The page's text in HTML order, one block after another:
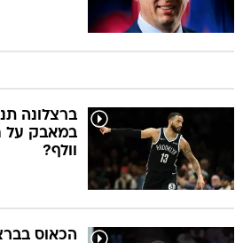
ברצלונה
במאבק על
וולף?
הכאוס